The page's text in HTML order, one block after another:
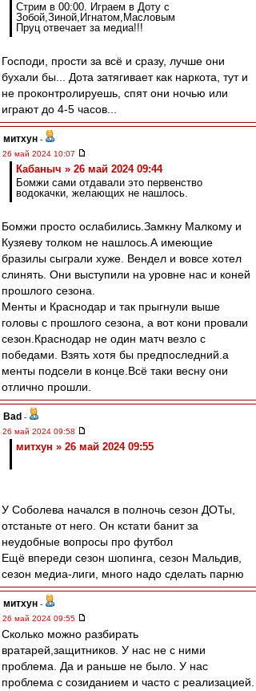
Стрим в 00:00. Играем в Доту с
Зобой,Зиной,Игнатом,Масловым
Пруц отвечает за медиа!!!
Господи, прости за всё и сразу, лучше они
бухали бы... Дота затягивает как наркота, тут и
не проконтролируешь, спят они ночью или
играют до 4-5 часов...
митхун -
26 май 2024 10:07
Кабаныч » 26 май 2024 09:44
Бомжи сами отдавали это первенство
водокачки, желающих не нашлось.
Бомжи просто ослабились.Замкну Малкому и
Кузяеву толком не нашлось.А имеющие
бразилы сыграли хуже. Вендел и вовсе хотел
слинять. Они выступили на уровне нас и коней
прошлого сезона.
Менты и Краснодар и так прыгнули выше
головы с прошлого сезона, а вот кони провали
сезон.Краснодар не один матч везло с
победами. Взять хотя бы предпоследний.а
менты подсели в конце.Всё таки весну они
отлично прошли.
Bad -
26 май 2024 09:58
митхун » 26 май 2024 09:55
У Соболева начался в полночь сезон ДОТы,
отстаньте от него. Он кстати банит за
неудобные вопросы про футбол
Ещё впереди сезон шопинга, сезон Мальдив,
сезон медиа-лиги, много надо сделать парню
митхун -
26 май 2024 09:55
Сколько можно разбирать
вратарей,защитников. У нас не с ними
проблема. Да и раньше не было. У нас
проблема с созиданием и часто с реализацией.